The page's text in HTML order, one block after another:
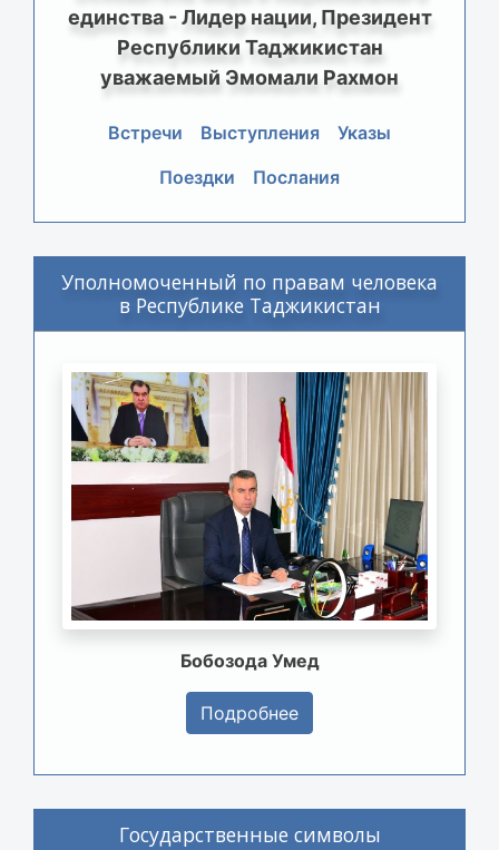
единства - Лидер нации, Президент
Республики Таджикистан
уважаемый Эмомали Рахмон
Встречи Выступления
Указы
Поездки
Послания
Уполномоченный по правам человека
в Республике Таджикистан
Бобозода Умед
Подробнее
Государственные символы